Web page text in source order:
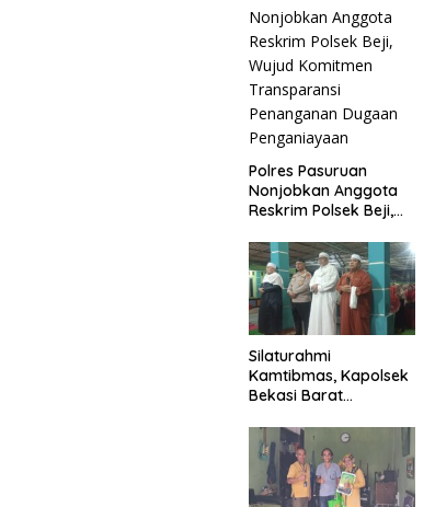
Polres Pasuruan
Nonjobkan Anggota
Reskrim Polsek Beji,
Transparansi
Penanganan Dugaan
Penganiayaan
Silaturahmi
Kamtibmas, Kapolsek
Bekasi Barat
dan Keluarga Kunci
Jaga Kondusivitas
Wilayah